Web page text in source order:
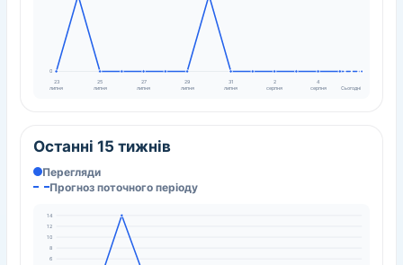
0
23
липня
25
липня
27
липня
29
липня
31
липня
2
серпня
4
серпня Сьогодні
Останні 15 тижнів
Перегляди
Прогноз поточного періоду
14
12
10
8
6